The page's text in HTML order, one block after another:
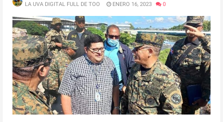
LA UVA DIGITAL FULL DE TOO ENERO 16, 2023 0